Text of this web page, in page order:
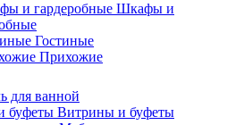
Шкафы и
Гостиные
Прихожие
для ванной
Витрины и буфеты